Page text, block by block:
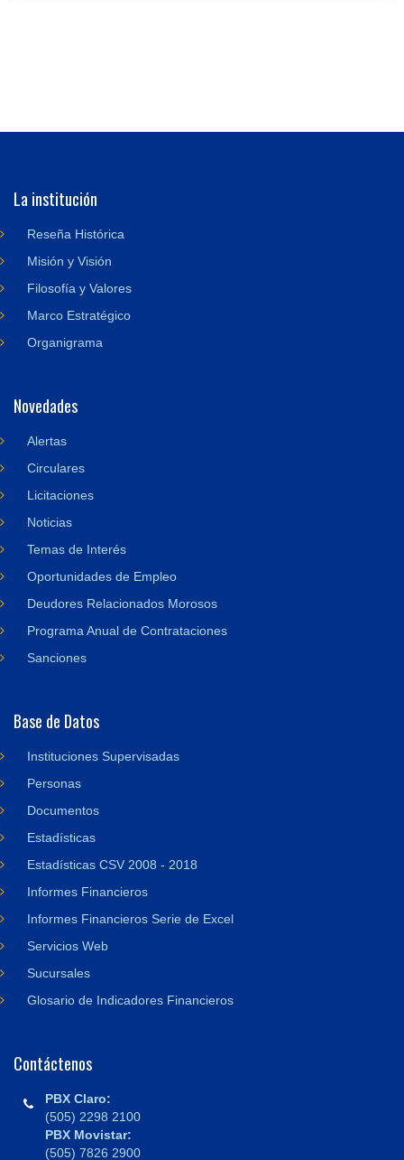
La institución
Reseña Histórica
Misión y Visión
Filosofía y Valores
Marco Estratégico
Organigrama
Novedades
Alertas
Circulares
Licitaciones
Noticias
Temas de Interés
Oportunidades de Empleo
Deudores Relacionados Morosos
Programa Anual de Contrataciones
Sanciones
Base de Datos
Instituciones Supervisadas
Personas
Documentos
Estadísticas
Estadísticas CSV 2008 - 2018
Informes Financieros
Informes Financieros Serie de Excel
Servicios Web
Sucursales
Glosario de Indicadores Financieros
Contáctenos
PBX Claro:
(505) 2298 2100
PBX Movistar:
(505) 7826 2900